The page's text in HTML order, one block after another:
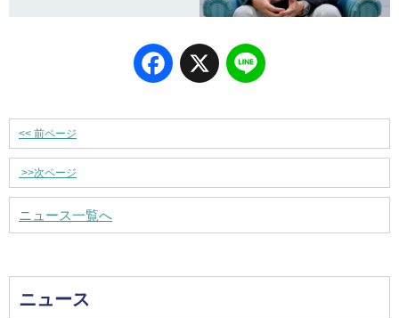
Facebook
X
<< 前ページ
>>次ページ
ニュース一覧へ
ニュース